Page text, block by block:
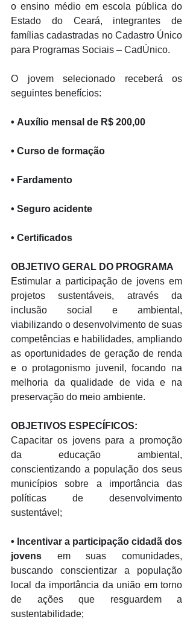
o ensino médio em escola pública do
Estado do Ceará, integrantes de
famílias cadastradas no Cadastro Único
para Programas Sociais – CadÚnico.
O jovem selecionado receberá os
seguintes benefícios:
• Auxílio mensal de R$ 200,00
• Curso de formação
• Fardamento
• Seguro acidente
• Certificados
OBJETIVO GERAL DO PROGRAMA
Estimular a participação de jovens em
projetos sustentáveis, através da
inclusão social e ambiental,
viabilizando o desenvolvimento de suas
competências e habilidades, ampliando
as oportunidades de geração de renda
e o protagonismo juvenil, focando na
melhoria da qualidade de vida e na
preservação do meio ambiente.
OBJETIVOS ESPECÍFICOS:
Capacitar os jovens para a promoção
da educação ambiental,
conscientizando a população dos seus
municípios sobre a importância das
políticas de desenvolvimento
sustentável;
• Incentivar a participação cidadã dos
jovens em suas comunidades,
buscando conscientizar a população
local da importância da união em torno
de ações que resguardem a
sustentabilidade;